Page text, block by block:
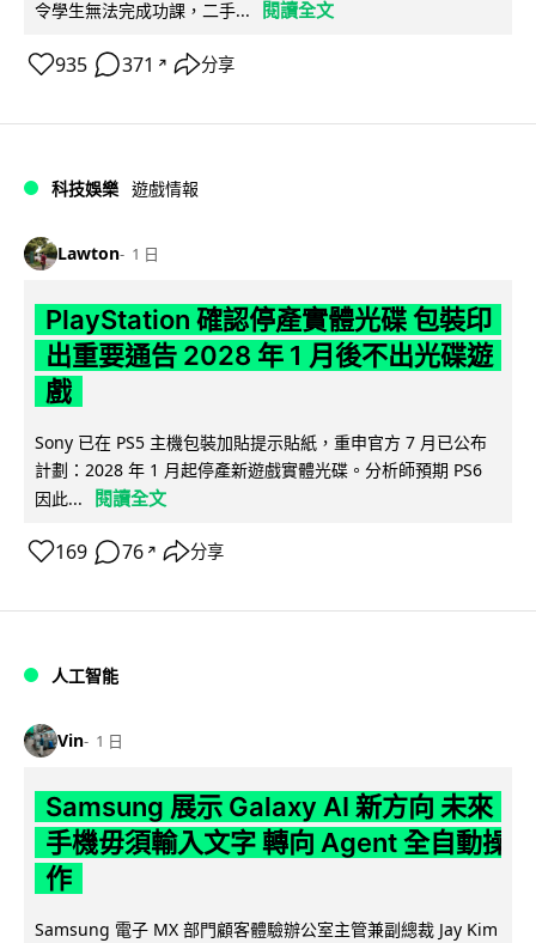
令學生無法完成功課，二手...
閱讀全文
935 371 ↗ 分享
科技娛樂 遊戲情報
Lawton 1 日
PlayStation 確認停產實體光碟 包裝印
出重要通告 2028 年 1 月後不出光碟遊
戲
Sony 已在 PS5 主機包裝加貼提示貼紙，重申官方 7 月已公布
計劃：2028 年 1 月起停產新遊戲實體光碟。分析師預期 PS6
因此...
閱讀全文
169 76 ↗ 分享
人工智能
Vin 1 日
Samsung 展示 Galaxy AI 新方向 未來
手機毋須輸入文字 轉向 Agent 全自動操
作
Samsung 電子 MX 部門顧客體驗辦公室主管兼副總裁 Jay Kim